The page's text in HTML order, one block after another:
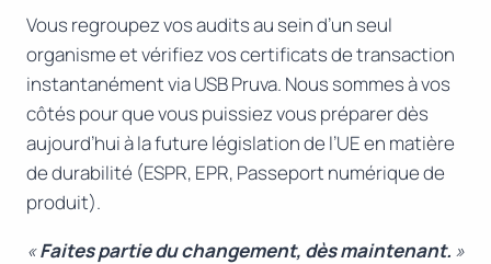
Vous regroupez vos audits au sein d’un seul
organisme et vérifiez vos certificats de transaction
instantanément via USB Pruva. Nous sommes à vos
côtés pour que vous puissiez vous préparer dès
aujourd’hui à la future législation de l’UE en matière
de durabilité (ESPR, EPR, Passeport numérique de
produit).
«Faites partie du changement, dès maintenant. »